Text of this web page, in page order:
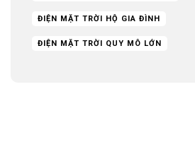
ĐIỆN MẶT TRỜI HỘ GIA ĐÌNH
ĐIỆN MẶT TRỜI QUY MÔ LỚN